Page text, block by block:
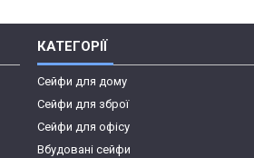
КАТЕГОРІЇ
Сейфи для дому
Сейфи для зброї
Сейфи для офісу
Вбудовані сейфи